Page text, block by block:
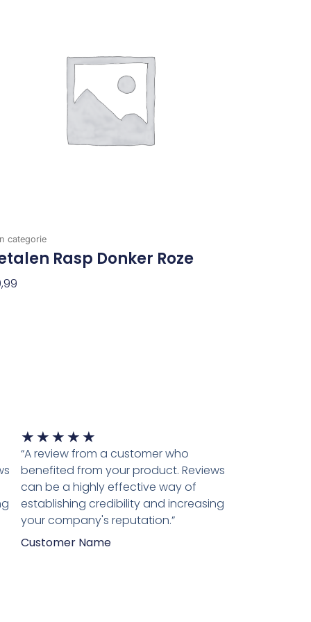
categorie
Rasp Donker Roze
★ ★ ★ ★ ★
5
van
5
“A review from a customer who
benefited from your product. Reviews
can be a highly effective way of
establishing credibility and increasing
your company's reputation.”
Customer Name